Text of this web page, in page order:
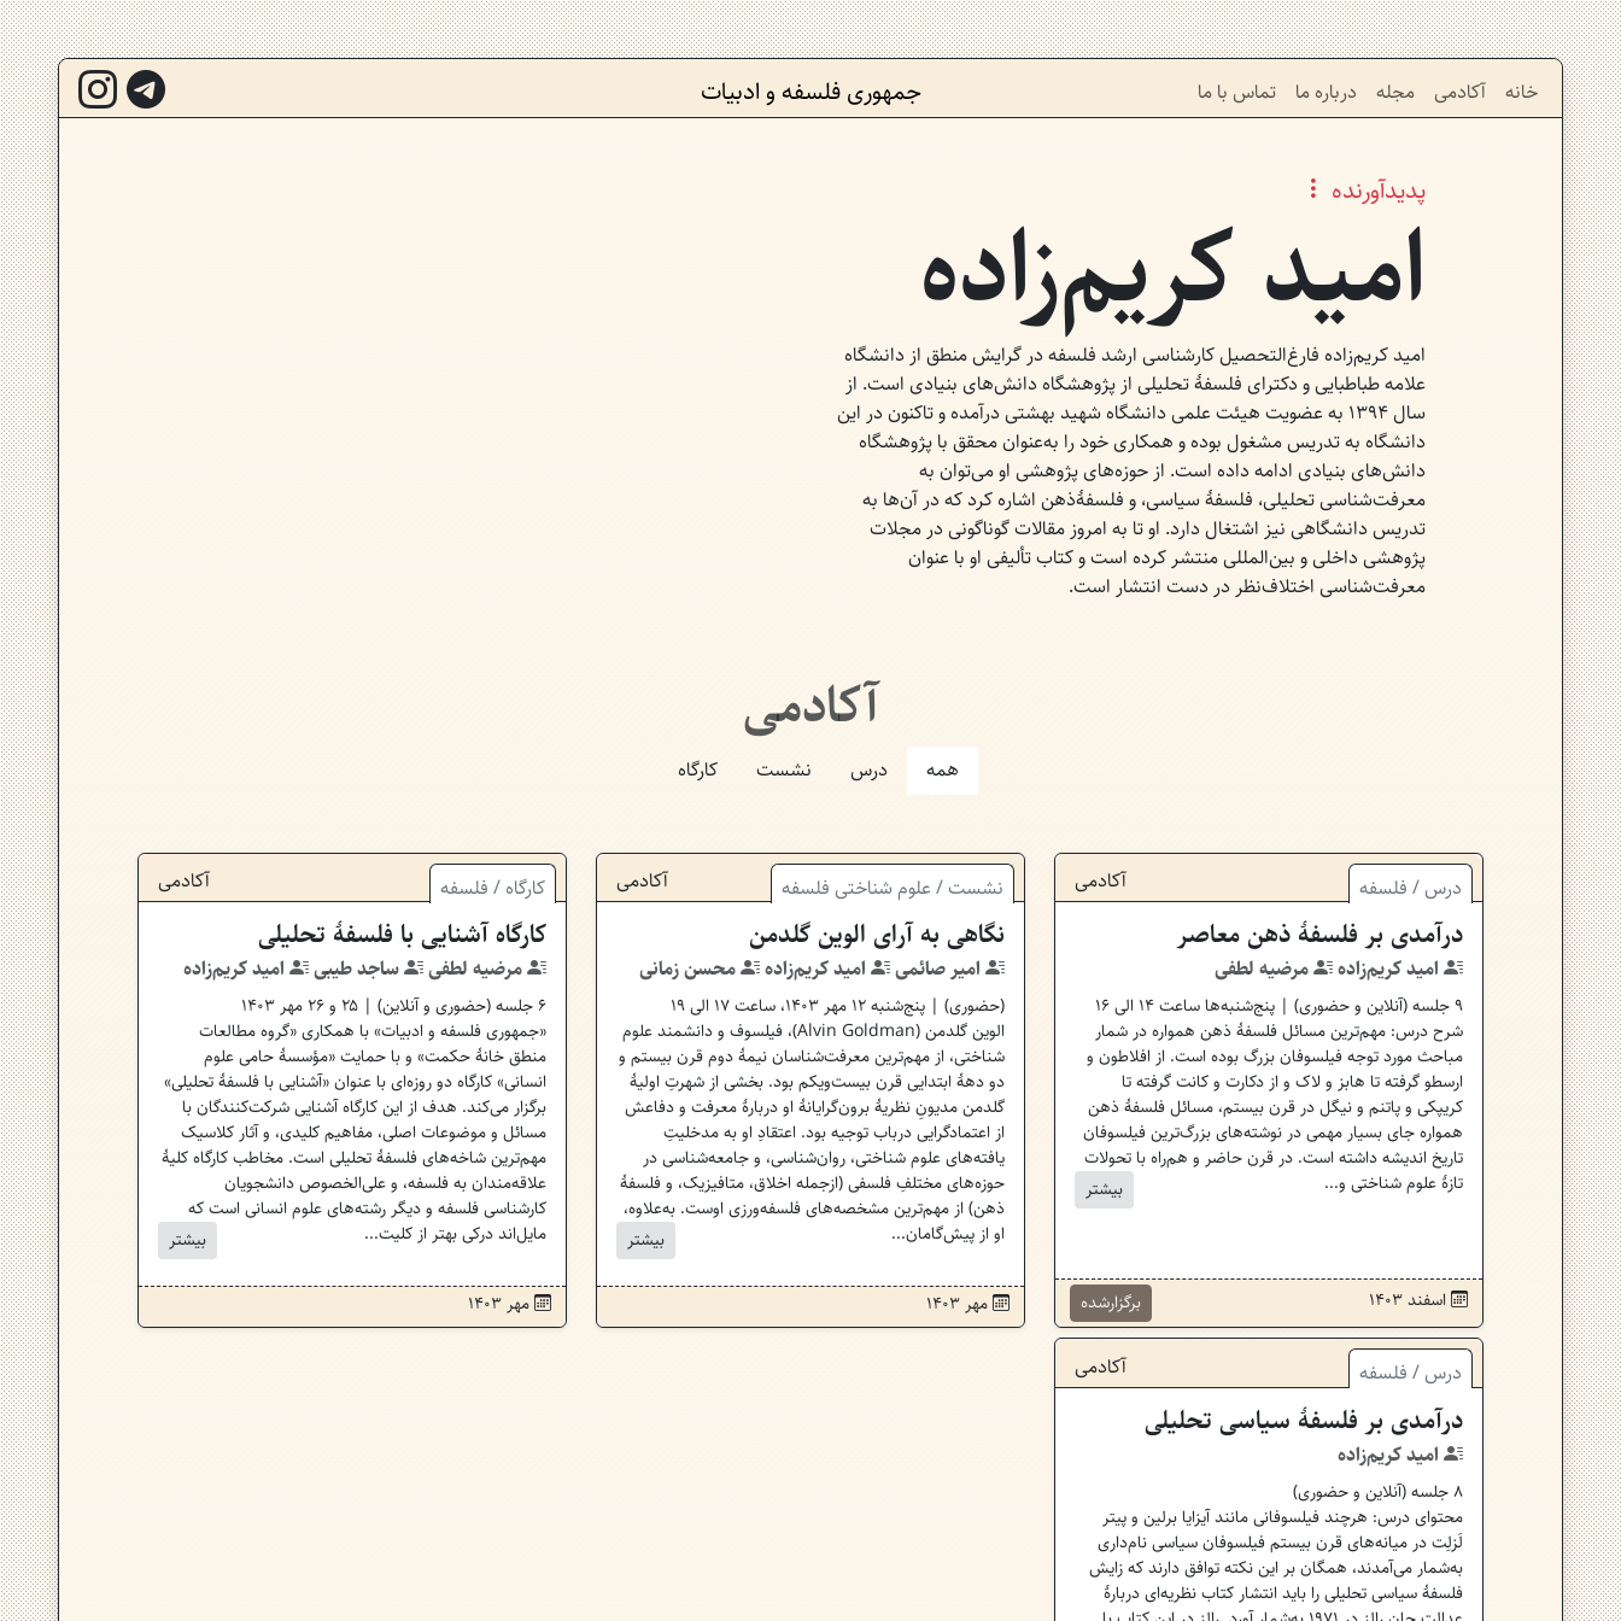
جمهوری فلسفه و ادبیات خانه آکادمی مجله درباره ما تماس با ما
پدیدآورنده
امید کریم‌زاده
امید کریم‌زاده فارغ‌التحصیل کارشناسی ارشد فلسفه در گرایش منطق از دانشگاه
علامه طباطبایی و دکترای فلسفۀ تحلیلی از پژوهشگاه دانش‌های بنیادی است. از
سال ۱۳۹۴ به عضویت هیئت علمی دانشگاه شهید بهشتی درآمده و تاکنون در این
دانشگاه به تدریس مشغول بوده و همکاری خود را به‌عنوان محقق با پژوهشگاه
دانش‌های بنیادی ادامه داده است. از حوزه‌های پژوهشی او می‌توان به
معرفت‌شناسی تحلیلی، فلسفۀ سیاسی، و فلسفۀذهن اشاره کرد که در آن‌ها به
تدریس دانشگاهی نیز اشتغال دارد. او تا به امروز مقالات گوناگونی در مجلات
پژوهشی داخلی و بین‌المللی منتشر کرده است و کتاب تألیفی او با عنوان
معرفت‌شناسی اختلاف‌نظر در دست انتشار است.
آکادمی
همه درس نشست کارگاه
درس / فلسفه آکادمی
درآمدی بر فلسفهٔ ذهن معاصر
امید کریم‌زاده مرضیه لطفی
9 جلسه (آنلاین و حضوری) | پنج‌شنبه‌ها ساعت ۱۴ الی ۱۶
شرح درس: مهم‌ترین مسائل فلسفۀ ذهن همواره در شمار
مباحث مورد توجه فیلسوفان بزرگ بوده است. از افلاطون و
ارسطو گرفته تا هابز و لاک و از دکارت و کانت گرفته تا
کریپکی و پاتنم و نیگل در قرن بیستم، مسائل فلسفۀ ذهن
همواره جای بسیار مهمی در نوشته‌های بزرگ‌ترین فیلسوفان
تاریخ اندیشه داشته است. در قرن حاضر و هم‌راه با تحولات
تازۀ علوم شناختی و...
بیشتر
اسفند ۱۴۰۳ برگزارشده
نشست/ علوم شناختی فلسفه آکادمی
نگاهی به آرای الوین گلدمن
امیر صائمی امید کریم‌زاده محسن زمانی
(حضوری) | پنج‌شنبه ۱۲ مهر ۱۴۰۳، ساعت ۱۷ الی ۱۹
الوین گلدمن (Alvin Goldman)، فیلسوف و دانشمند علوم
شناختی، از مهم‌ترین معرفت‌شناسان نیمهٔ دوم قرن بیستم و
دو دههٔ ابتدایی قرن بیست‌ویکم بود. بخشی از شهرتِ اولیهٔ
گلدمن مدیونِ نظریهٔ برون‌گرایانهٔ او دربارهٔ معرفت و دفاعش
از اعتمادگرایی درباب توجیه بود. اعتقادِ او به مدخلیتِ
یافته‌های علوم شناختی، روان‌شناسی، و جامعه‌شناسی در
حوزه‌های مختلفِ فلسفی (ازجمله اخلاق، متافیزیک، و فلسفهٔ
ذهن) از مهم‌ترین مشخصه‌های فلسفه‌ورزی اوست. به‌علاوه،
او از پیش‌گامان...
بیشتر
مهر ۱۴۰۳
کارگاه / فلسفه آکادمی
کارگاه آشنایی با فلسفهٔ تحلیلی
مرضیه لطفی ساجد طیبی امید کریم‌زاده
6 جلسه (حضوری و آنلاین) | ۲۵ و ۲۶ مهر ۱۴۰۳
«جمهوری فلسفه و ادبیات» با همکاری «گروه مطالعات
منطق خانهٔ حکمت» و با حمایت «مؤسسهٔ حامی علوم
انسانی» کارگاه دو روزه‌ای با عنوان «آشنایی با فلسفهٔ تحلیلی»
برگزار می‌کند. هدف از این کارگاه آشنایی شرکت‌کنندگان با
مسائل و موضوعات اصلی، مفاهیم کلیدی، و آثار کلاسیک
مهم‌ترین شاخه‌های فلسفهٔ تحلیلی است. مخاطب کارگاه کلیهٔ
علاقه‌مندان به فلسفه، و علی‌الخصوص دانشجویان
کارشناسی فلسفه و دیگر رشته‌های علوم انسانی است که
مایل‌اند درکی بهتر از کلیت...
بیشتر
مهر ۱۴۰۳
درس / فلسفه آکادمی
درآمدی بر فلسفهٔ سیاسی تحلیلی
امید کریم‌زاده
8 جلسه (آنلاین و حضوری)
محتوای درس: هرچند فیلسوفانی مانند آیزایا برلین و پیتر
لَزلِت در میانه‌های قرن بیستم فیلسوفان سیاسی نام‌داری
به‌شمار می‌‌آمدند، همگان بر این نکته توافق دارند که زایش
فلسفۀ سیاسی تحلیلی را باید انتشار کتاب نظریه‌‌ای دربارۀ